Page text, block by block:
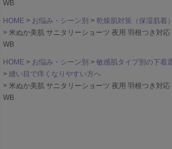
WB
HOME お悩み・シーン別
乾燥肌対策（保湿肌着）
米ぬか美肌 サニタリーショーツ 夜用 羽根つき対
WB
HOME お悩み・シーン別
敏感肌タイプ別の下着
縫い目で痒くなりやすい方へ
米ぬか美肌 サニタリーショーツ 夜用 羽根つき対
WB